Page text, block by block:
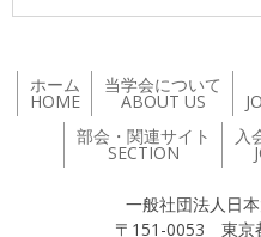
ホーム
HOME
当学会について
ABOUT US
部会・関連サイト
SECTION
入
一般社団法人日
〒151-0053 東京